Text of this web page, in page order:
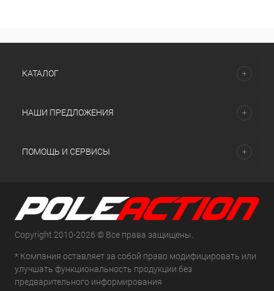
КАТАЛОГ
НАШИ ПРЕДЛОЖЕНИЯ
ПОМОЩЬ И СЕРВИСЫ
Copyright 2010-2026 © Все права защищены.
* Компания оставляет за собой право модифицировать или
улучшать функциональность продукции без
предварительного информирования